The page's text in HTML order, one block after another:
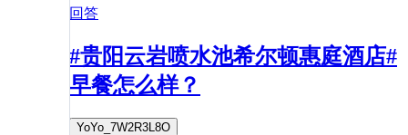
回答
#贵阳云岩喷水池希尔顿惠庭酒店#
早餐怎么样？
YoYo_7W2R3L8O